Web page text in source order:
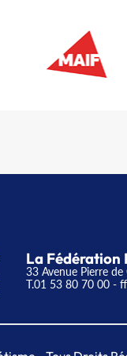
La Fédération
33 Avenue Pierre
T.01 53 80 70 00 -